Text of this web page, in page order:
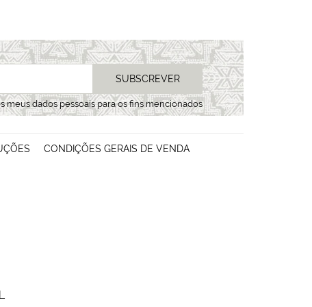
SUBSCREVER
meus dados pessoais para os fins mencionados
CONDIÇÕES GERAIS DE VENDA